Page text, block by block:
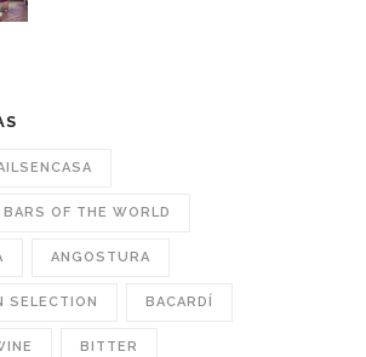
OF THE WORLD
ANGOSTURA
SELECTION BACARDÍ
BITTER